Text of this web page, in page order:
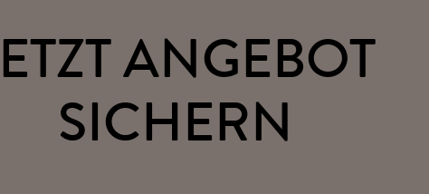
ANGEBOT
SICHERN